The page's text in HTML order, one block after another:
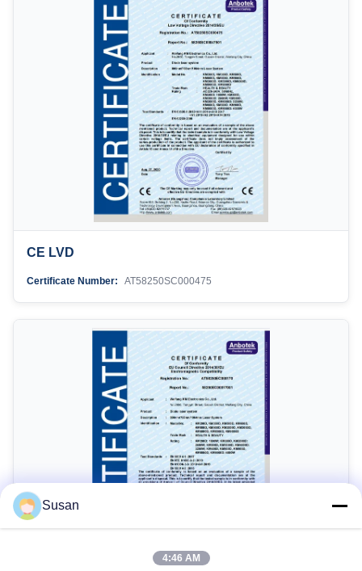
CE LVD
Certificate Number: AT58250SC000475
Susan
4:46 AM